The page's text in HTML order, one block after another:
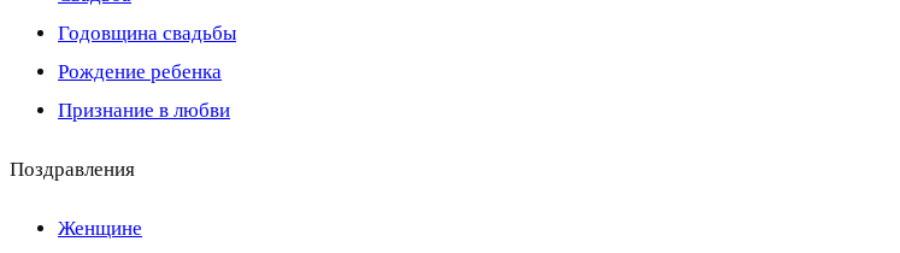
Годовщина свадьбы
Рождение ребенка
Признание в любви
Поздравления
Женщине